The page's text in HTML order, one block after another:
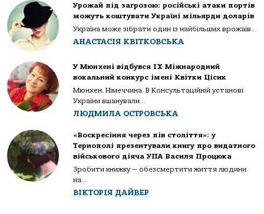
Урожай під загрозою: російські атаки портів
можуть коштувати Україні мільярди доларів
Україна може зібрати один із найбільших врожаїв...
АНАСТАСІЯ КВІТКОВСЬКА
У Мюнхені відбувся IX Міжнародний
вокальний конкурс імені Квітки Цісик
Мюнхен. Німеччина. В Консультаційній установі
України вшанували...
ЛЮДМИЛА ОСТРОВСЬКА
«Воскресіння через пів століття»: у
Тернополі презентували книгу про видатного
військового діяча УПА Василя Процюка
Зробити книжку — обезсмертити життя людини
на...
ВІКТОРІЯ ДАЙВЕР